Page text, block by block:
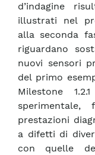
d’indagine
illustrati nel
alla seconda
riguardano
nuovi sensori
del primo
Milestone
prestazioni
a difetti di
con quelle